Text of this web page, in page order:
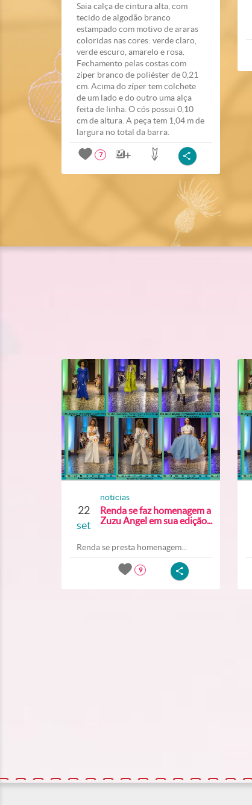
Saia calça de cintura alta, com
tecido de algodão branco
estampado com motivo de araras
coloridas nas cores: verde claro,
verde escuro, amarelo e rosa.
Fechamento pelas costas com
zíper branco de poliéster de 0,21
cm. Acima do zíper tem colchete
de um lado e do outro uma alça
feita de linha. O cós possui 0,10
cm de altura. A peça tem 1,04 m de
largura no total da barra.
7
22
set
noticias
Renda se faz homenagem a
Zuzu Angel em sua edição...
Renda se presta homenagem...
9